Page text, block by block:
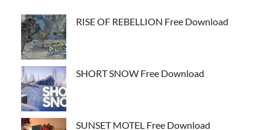
RISE OF REBELLION Free Download
SHORT SNOW Free Download
SUNSET MOTEL Free Download